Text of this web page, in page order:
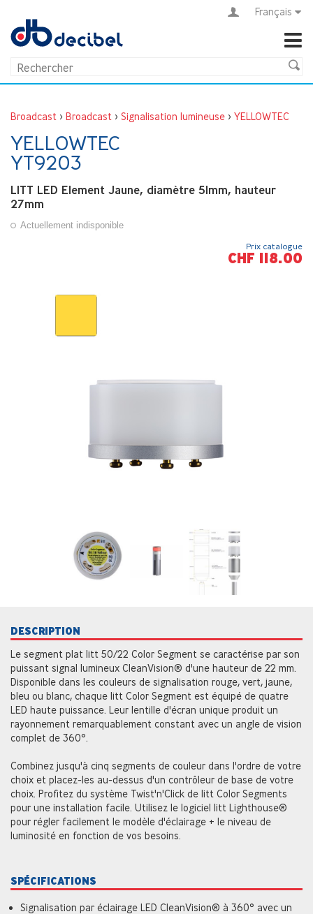
Français
Broadcast > Broadcast > Signalisation lumineuse > YELLOWTEC
YELLOWTEC
YT9203
LITT LED Element Jaune, diamètre 51mm, hauteur
27mm
Actuellement indisponible
Prix catalogue
CHF 118.00
DESCRIPTION
Le segment plat litt 50/22 Color Segment se caractérise par son
puissant signal lumineux CleanVision® d'une hauteur de 22 mm.
Disponible dans les couleurs de signalisation rouge, vert, jaune,
bleu ou blanc, chaque litt Color Segment est équipé de quatre
LED haute puissance. Leur lentille d'écran unique produit un
rayonnement remarquablement constant avec un angle de vision
complet de 360°.
Combinez jusqu'à cinq segments de couleur dans l'ordre de votre
choix et placez-les au-dessus d'un contrôleur de base de votre
choix. Profitez du système Twist'n'Click de litt Color Segments
pour une installation facile. Utilisez le logiciel litt Lighthouse®
pour régler facilement le modèle d'éclairage + le niveau de
luminosité en fonction de vos besoins.
SPÉCIFICATIONS
Signalisation par éclairage LED CleanVision® à 360° avec un